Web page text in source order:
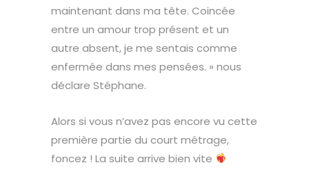
maintenant dans ma tête. Coincée
entre un amour trop présent et un
autre absent, je me sentais comme
enfermée dans mes pensées. » nous
déclare Stéphane.
Alors si vous n’avez pas encore vu cette
première partie du court métrage,
foncez ! La suite arrive bien vite